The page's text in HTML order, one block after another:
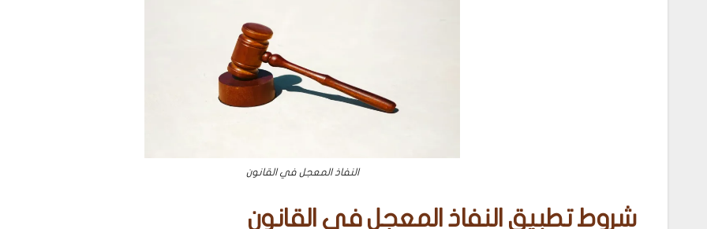
النفاذ المعجل في القانون
شروط تطبيق النفاذ المعجل في القانون